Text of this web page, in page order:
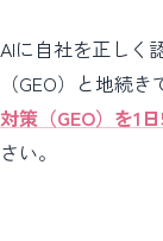
AIに自社を正しく
（GEO）と地続
対策（GEO）を1
さい。